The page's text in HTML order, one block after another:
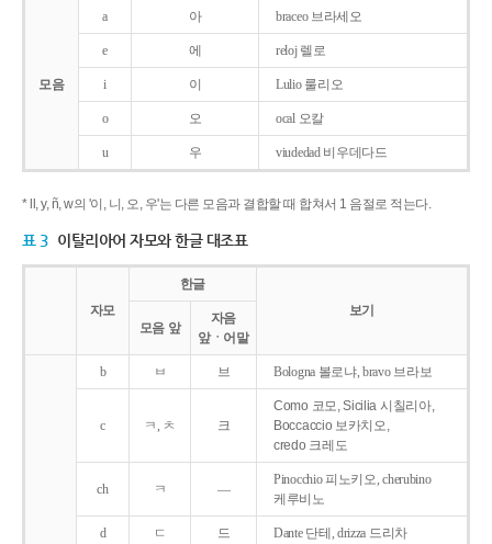
모음
a 아 braceo 브라세오
e 에 reloj 렐로
i 이 Lulio 룰리오
o 오 ocal 오칼
u 우 viudedad 비우데다드
* ll, y, ñ, w의 '이, 니, 오, 우'는 다른 모음과 결합할 때 합쳐서 1 음절로 적는다.
표 3 이탈리아어 자모와 한글 대조표
자모
한글
보기
모음 앞
자음
앞ㆍ어말
b ㅂ 브 Bologna 볼로냐, bravo 브라보
c ㅋ, ㅊ 크
Como 코모, Sicilia 시칠리아,
Boccaccio 보카치오,
credo 크레도
ch ㅋ ―
Pinocchio 피노키오, cherubino
케루비노
d ㄷ 드 Dante 단테, drizza 드리차